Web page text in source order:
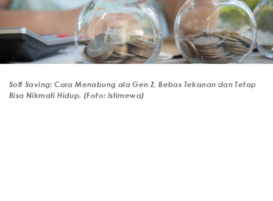
Soft Saving: Cara Menabung ala Gen Z, Bebas Tekanan dan Tetap
Bisa Nikmati Hidup. (Foto: Istimewa)